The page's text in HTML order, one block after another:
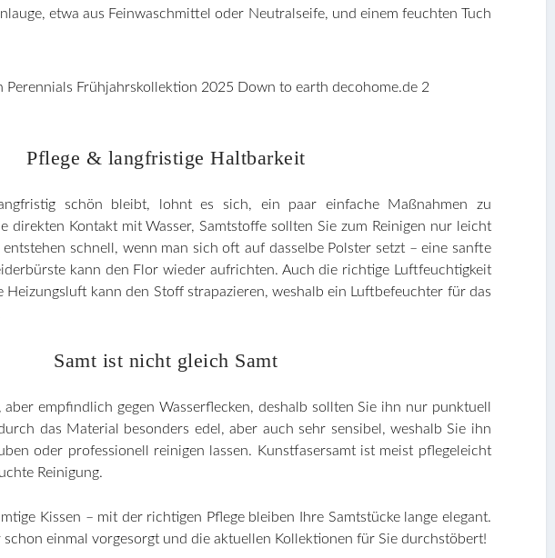
etwa aus Feinwaschmittel oder Neutralseife, und einem feuchten Tuch
Pflege & langfristige Haltbarkeit
schön bleibt, lohnt es sich, ein paar einfache Maßnahmen zu
direkten Kontakt mit Wasser, Samtstoffe sollten Sie zum Reinigen nur leicht
schnell, wenn man sich oft auf dasselbe Polster setzt – eine sanfte
kann den Flor wieder aufrichten. Auch die richtige Luftfeuchtigkeit
Heizungsluft kann den Stoff strapazieren, weshalb ein Luftbefeuchter für das
Samt ist nicht gleich Samt
empfindlich gegen Wasserflecken, deshalb sollten Sie ihn nur punktuell
das Material besonders edel, aber auch sehr sensibel, weshalb Sie ihn
oder professionell reinigen lassen. Kunstfasersamt ist meist pflegeleicht
Reinigung.
Kissen – mit der richtigen Pflege bleiben Ihre Samtstücke lange elegant.
einmal vorgesorgt und die aktuellen Kollektionen für Sie durchstöbert!